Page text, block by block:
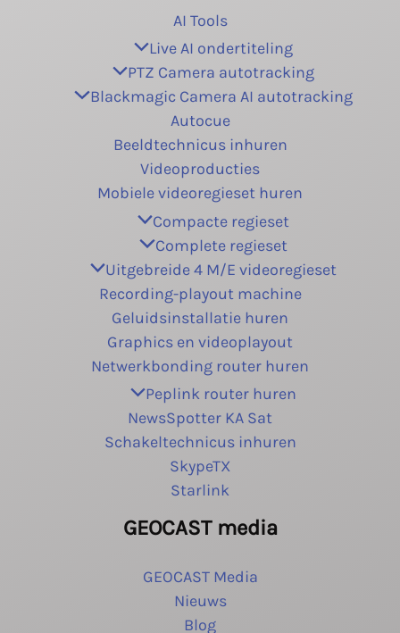
AI Tools
Live AI ondertiteling
PTZ Camera autotracking
Blackmagic Camera AI autotracking
Autocue
Beeldtechnicus inhuren
Videoproducties
Mobiele videoregieset huren
Compacte regieset
Complete regieset
Uitgebreide 4 M/E videoregieset
Recording-playout machine
Geluidsinstallatie huren
Graphics en videoplayout
Netwerkbonding router huren
Peplink router huren
NewsSpotter KA Sat
Schakeltechnicus inhuren
SkypeTX
Starlink
GEOCAST media
GEOCAST Media
Nieuws
Blog